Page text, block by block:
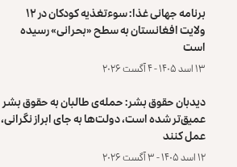
برنامه جهانی غذا: سوءتغذیه کودکان در ۱۲
ولایت افغانستان به سطح «بحرانی» رسیده
است
۱۳ اسد ۱۴۰۵ - ۴ آگست ۲۰۲۶
دیدبان حقوق بشر: حمله‌ی طالبان به حقوق بشر
عمیق‌تر شده است، دولت‌ها به جای ابراز نگرانی،
عمل کنند
۱۲ اسد ۱۴۰۵ - ۳ آگست ۲۰۲۶